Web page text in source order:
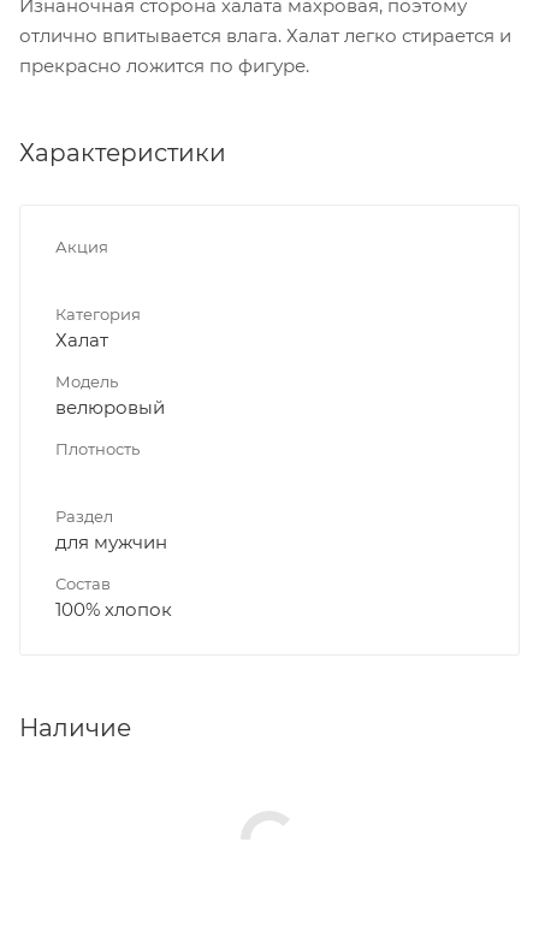
Изнаночная сторона халата махровая, поэтому
отлично впитывается влага. Халат легко стирается и
прекрасно ложится по фигуре.
Характеристики
Акция
Категория
Халат
Модель
велюровый
Плотность
Раздел
для мужчин
Состав
100% хлопок
Наличие